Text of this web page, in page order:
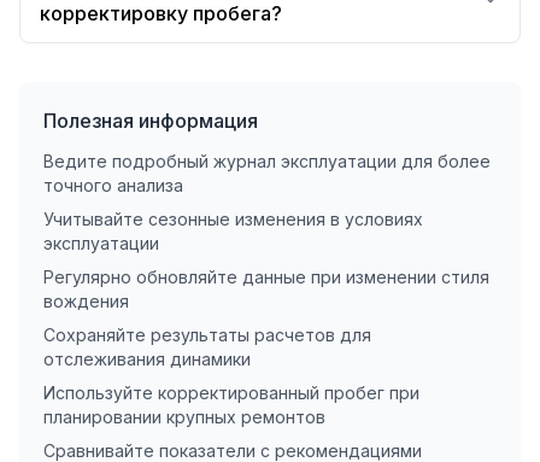
корректировку пробега?
Полезная информация
Ведите подробный журнал эксплуатации для более
точного анализа
Учитывайте сезонные изменения в условиях
эксплуатации
Регулярно обновляйте данные при изменении стиля
вождения
Сохраняйте результаты расчетов для
отслеживания динамики
Используйте корректированный пробег при
планировании крупных ремонтов
Сравнивайте показатели с рекомендациями